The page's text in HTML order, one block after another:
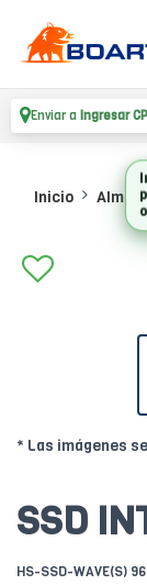
Enviar a Ingresar
Inicio
* Las imágenes
SSD
HS-SSD-WAVE(S)